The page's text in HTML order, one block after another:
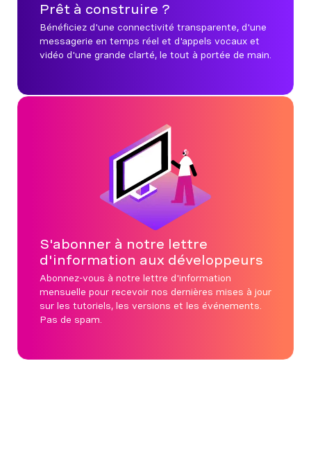
Prêt à construire ?
Bénéficiez d'une connectivité transparente, d'une
messagerie en temps réel et d'appels vocaux et
vidéo d'une grande clarté, le tout à portée de main.
S'abonner à notre lettre
d'information aux développeurs
Abonnez-vous à notre lettre d'information
mensuelle pour recevoir nos dernières mises à jour
sur les tutoriels, les versions et les événements.
Pas de spam.